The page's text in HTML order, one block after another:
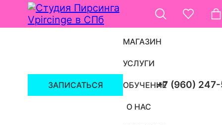
ЗАПИСАТЬСЯ
МАГАЗИН
УСЛУГИ
ОБУЧЕНИЕ
О НАС
+7 (960)